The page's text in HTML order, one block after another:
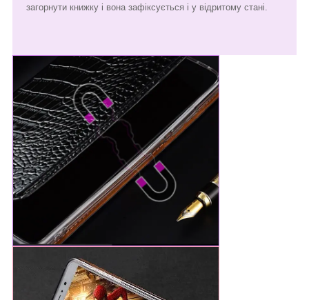
загорнути книжку і вона зафіксується і у відритому стані.